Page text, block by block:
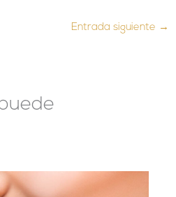
Entrada siguiente →